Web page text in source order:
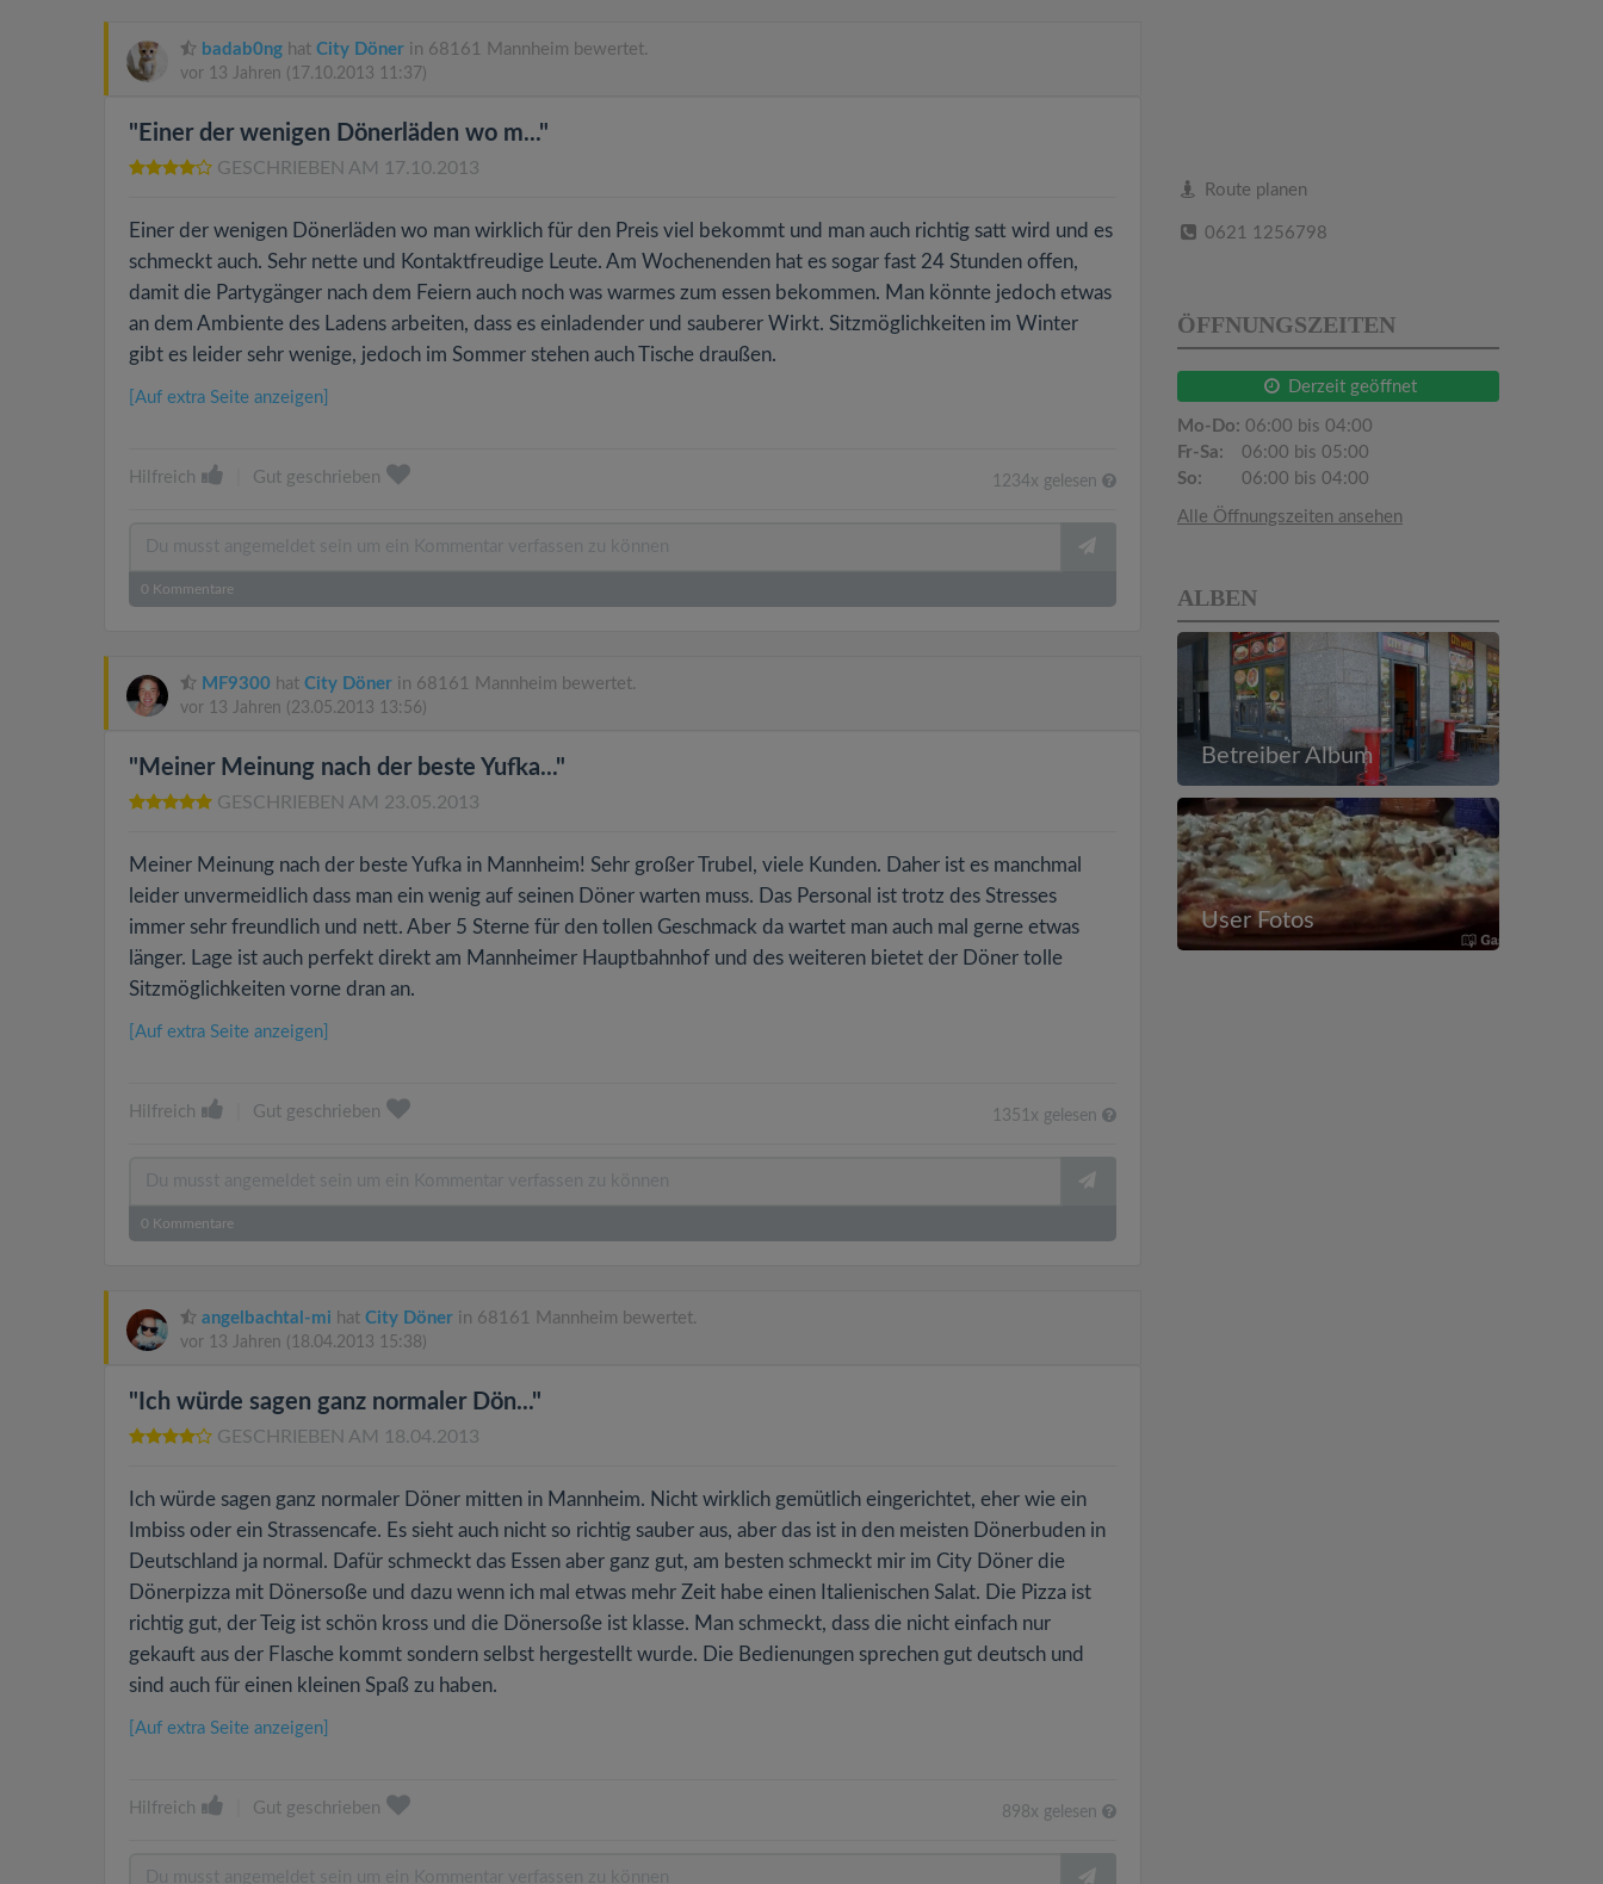
badab0ng hat City Döner in 68161 Mannheim bewertet.
vor 13 Jahren (17.10.2013 11:37)
"Einer der wenigen Dönerläden wo m..."
GESCHRIEBEN AM 17.10.2013
Einer der wenigen Dönerläden wo man wirklich für den Preis viel bekommt und man auch richtig satt wird und es
schmeckt auch. Sehr nette und Kontaktfreudige Leute. Am Wochenenden hat es sogar fast 24 Stunden offen,
damit die Partygänger nach dem Feiern auch noch was warmes zum essen bekommen. Man könnte jedoch etwas
an dem Ambiente des Ladens arbeiten, dass es einladender und sauberer Wirkt. Sitzmöglichkeiten im Winter
gibt es leider sehr wenige, jedoch im Sommer stehen auch Tische draußen.
[Auf extra Seite anzeigen]
Hilfreich Gut geschrieben 1234x gelesen
0 Kommentare
MF9300 hat City Döner in 68161 Mannheim bewertet.
vor 13 Jahren (23.05.2013 13:56)
"Meiner Meinung nach der beste Yufka..."
GESCHRIEBEN AM 23.05.2013
Meiner Meinung nach der beste Yufka in Mannheim! Sehr großer Trubel, viele Kunden. Daher ist es manchmal
leider unvermeidlich dass man ein wenig auf seinen Döner warten muss. Das Personal ist trotz des Stresses
immer sehr freundlich und nett. Aber 5 Sterne für den tollen Geschmack da wartet man auch mal gerne etwas
länger. Lage ist auch perfekt direkt am Mannheimer Hauptbahnhof und des weiteren bietet der Döner tolle
Sitzmöglichkeiten vorne dran an.
[Auf extra Seite anzeigen]
Hilfreich Gut geschrieben 1351x gelesen
0 Kommentare
angelbachtal-mi hat City Döner in 68161 Mannheim bewertet.
vor 13 Jahren (18.04.2013 15:38)
"Ich würde sagen ganz normaler Dön..."
GESCHRIEBEN AM 18.04.2013
Ich würde sagen ganz normaler Döner mitten in Mannheim. Nicht wirklich gemütlich eingerichtet, eher wie ein
Imbiss oder ein Strassencafe. Es sieht auch nicht so richtig sauber aus, aber das ist in den meisten Dönerbuden in
Deutschland ja normal. Dafür schmeckt das Essen aber ganz gut, am besten schmeckt mir im City Döner die
Dönerpizza mit Dönersoße und dazu wenn ich mal etwas mehr Zeit habe einen Italienischen Salat. Die Pizza ist
richtig gut, der Teig ist schön kross und die Dönersoße ist klasse. Man schmeckt, dass die nicht einfach nur
gekauft aus der Flasche kommt sondern selbst hergestellt wurde. Die Bedienungen sprechen gut deutsch und
sind auch für einen kleinen Spaß zu haben.
[Auf extra Seite anzeigen]
Hilfreich Gut geschrieben 898x gelesen
Route planen
0621 1256798
ÖFFNUNGSZEITEN
Derzeit geöffnet
Mo-Do: 06:00 bis 04:00
Fr-Sa:
06:00 bis 05:00
So:
06:00 bis 04:00
Alle Öffnungszeiten ansehen
ALBEN
Betreiber Album
User Fotos